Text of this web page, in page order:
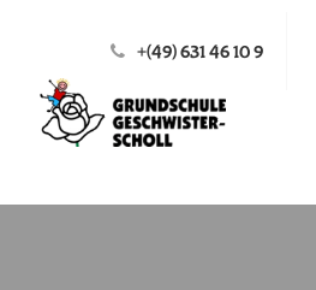
+(49) 631 46 10 9